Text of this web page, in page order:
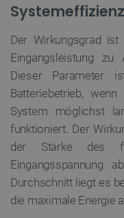
Systemeffizienz
Der Wirkungsgrad
Eingangsleistung
Dieser Parameter
Batteriebetrieb,
System möglichst
funktioniert. Der
der Stärke des
Eingangsspannung
Durchschnitt liegt es
die maximale Energie
critAccountId